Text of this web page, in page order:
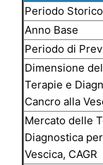
Periodo Storico
Anno Base
Periodo di
Dimensione
Terapie e
Cancro alla
Mercato delle
Diagnostica
Vescica, CAGR